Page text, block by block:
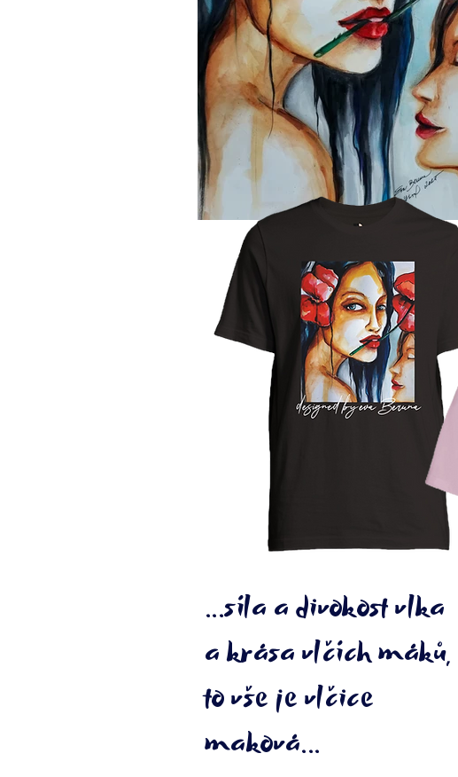
...síla a divokost vlka
a krása vlčích máků,
to vše je vlčice
maková...